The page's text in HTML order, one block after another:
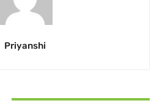
Priyanshi